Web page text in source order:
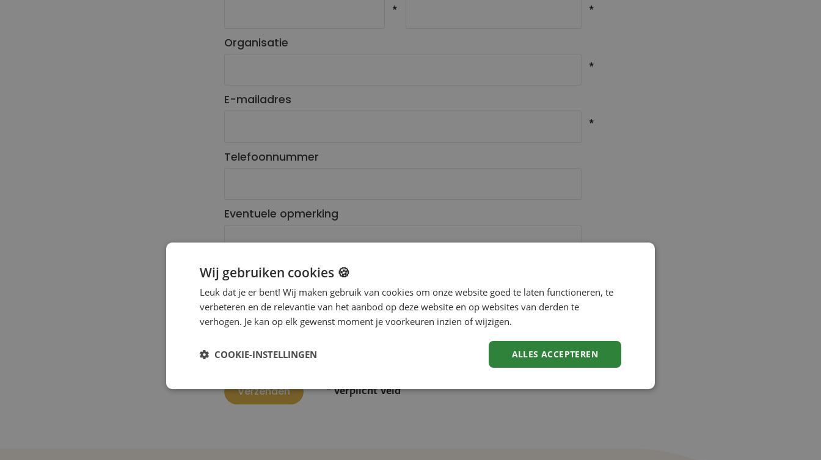
Organisatie
E-mailadres
Telefoonnummer
Eventuele opmerking
Driessen Groep mag mij via e-mail informeren over relevante
ontwikkelingen, publicaties en evenementen.
* verplicht veld
Wij gebruiken cookies 🍪
Leuk dat je er bent! Wij maken gebruik van cookies om onze website goed te laten functioneren, te
verbeteren en de relevantie van het aanbod op deze website en op websites van derden te
verhogen. Je kan op elk gewenst moment je voorkeuren inzien of wijzigen.
ALLES ACCEPTEREN
COOKIE-INSTELLINGEN